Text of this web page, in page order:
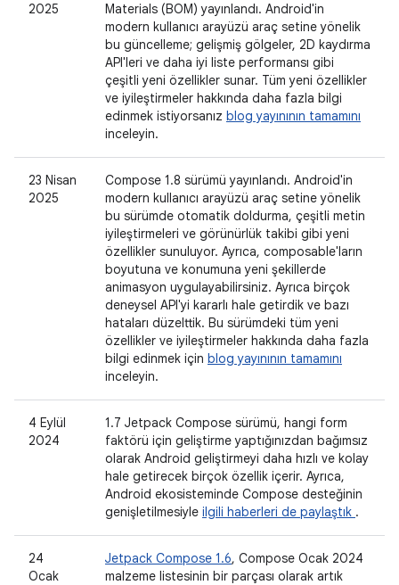
2025
Materials (BOM) yayınlandı. Android'in
modern kullanıcı arayüzü araç setine yönelik
bu güncelleme; gelişmiş gölgeler, 2D kaydırma
API'leri ve daha iyi liste performansı gibi
çeşitli yeni özellikler sunar. Tüm yeni özellikler
ve iyileştirmeler hakkında daha fazla bilgi
edinmek istiyorsanız blog yayınının tamamını
inceleyin.
23 Nisan
2025
Compose 1.8 sürümü yayınlandı. Android'in
modern kullanıcı arayüzü araç setine yönelik
bu sürümde otomatik doldurma, çeşitli metin
iyileştirmeleri ve görünürlük takibi gibi yeni
özellikler sunuluyor. Ayrıca, composable'ların
boyutuna ve konumuna yeni şekillerde
animasyon uygulayabilirsiniz. Ayrıca birçok
deneysel API'yi kararlı hale getirdik ve bazı
hataları düzelttik. Bu sürümdeki tüm yeni
özellikler ve iyileştirmeler hakkında daha fazla
bilgi edinmek için blog yayınının tamamını
inceleyin.
4 Eylül
2024
1.7 Jetpack Compose sürümü, hangi form
faktörü için geliştirme yaptığınızdan bağımsız
olarak Android geliştirmeyi daha hızlı ve kolay
hale getirecek birçok özellik içerir. Ayrıca,
Android ekosisteminde Compose desteğinin
genişletilmesiyle ilgili haberleri de paylaştık .
24
Ocak
Jetpack Compose 1.6, Compose Ocak 2024
malzeme listesinin bir parçası olarak artık